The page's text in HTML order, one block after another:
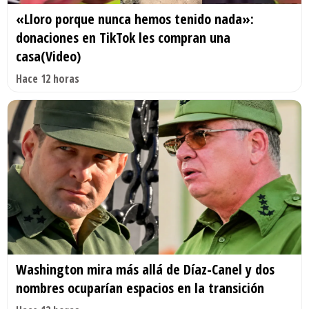
«Lloro porque nunca hemos tenido nada»:
donaciones en TikTok les compran una
casa(Video)
Hace 12 horas
Washington mira más allá de Díaz-Canel y dos
nombres ocuparían espacios en la transición